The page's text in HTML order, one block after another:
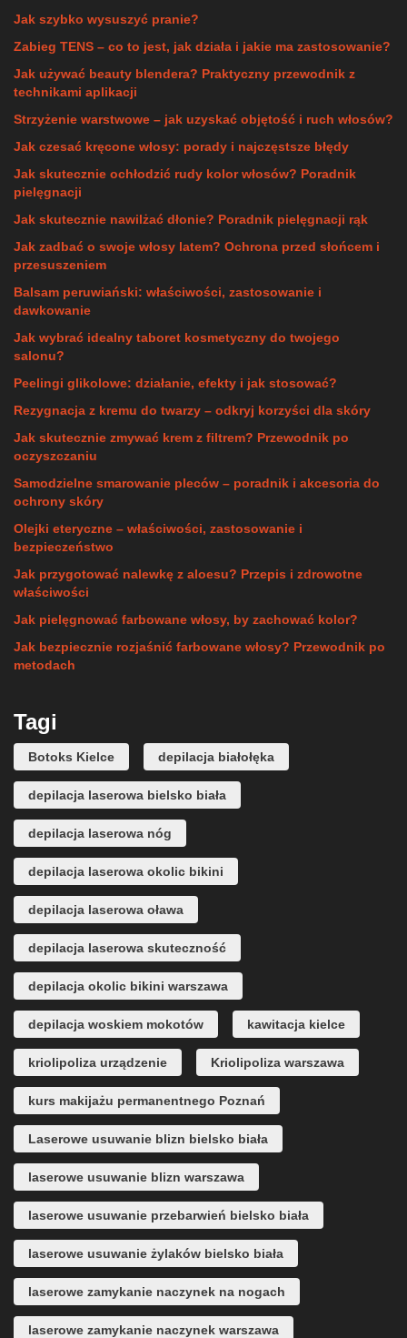
Jak szybko wysuszyć pranie?
Zabieg TENS – co to jest, jak działa i jakie ma zastosowanie?
Jak używać beauty blendera? Praktyczny przewodnik z
technikami aplikacji
Strzyżenie warstwowe – jak uzyskać objętość i ruch włosów?
Jak czesać kręcone włosy: porady i najczęstsze błędy
Jak skutecznie ochłodzić rudy kolor włosów? Poradnik
pielęgnacji
Jak skutecznie nawilżać dłonie? Poradnik pielęgnacji rąk
Jak zadbać o swoje włosy latem? Ochrona przed słońcem i
przesuszeniem
Balsam peruwiański: właściwości, zastosowanie i
dawkowanie
Jak wybrać idealny taboret kosmetyczny do twojego
salonu?
Peelingi glikolowe: działanie, efekty i jak stosować?
Rezygnacja z kremu do twarzy – odkryj korzyści dla skóry
Jak skutecznie zmywać krem z filtrem? Przewodnik po
oczyszczaniu
Samodzielne smarowanie pleców – poradnik i akcesoria do
ochrony skóry
Olejki eteryczne – właściwości, zastosowanie i
bezpieczeństwo
Jak przygotować nalewkę z aloesu? Przepis i zdrowotne
właściwości
Jak pielęgnować farbowane włosy, by zachować kolor?
Jak bezpiecznie rozjaśnić farbowane włosy? Przewodnik po
metodach
Tagi
Botoks Kielce depilacja białołęka
depilacja laserowa bielsko biała
depilacja laserowa nóg
depilacja laserowa okolic bikini
depilacja laserowa oława
depilacja laserowa skuteczność
depilacja okolic bikini warszawa
depilacja woskiem mokotów kawitacja kielce
kriolipoliza urządzenie Kriolipoliza warszawa
kurs makijażu permanentnego Poznań
Laserowe usuwanie blizn bielsko biała
laserowe usuwanie blizn warszawa
laserowe usuwanie przebarwień bielsko biała
laserowe usuwanie żylaków bielsko biała
laserowe zamykanie naczynek na nogach
laserowe zamykanie naczynek warszawa